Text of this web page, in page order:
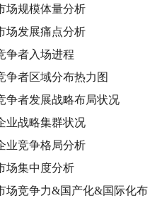
场规模体量分析
场发展痛点分析
争者入场进程
争者区域分布热力图
争者发展战略布局状况
业战略集群状况
业竞争格局分析
场集中度分析
场竞争力&国产化&国际化布